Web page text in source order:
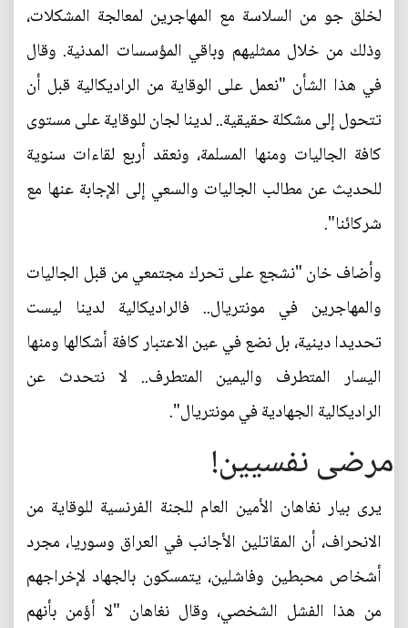
لخلق جو من السلاسة مع المهاجرين لمعالجة المشكلات،
وذلك من خلال ممثليهم وباقي المؤسسات المدنية. وقال
في هذا الشأن "نعمل على الوقاية من الراديكالية قبل أن
تتحول إلى مشكلة حقيقية.. لدينا لجان للوقاية على مستوى
كافة الجاليات ومنها المسلمة، ونعقد أربع لقاءات سنوية
للحديث عن مطالب الجاليات والسعي إلى الإجابة عنها مع
شركائنا".
وأضاف خان "نشجع على تحرك مجتمعي من قبل الجاليات
والمهاجرين في مونتريال.. فالراديكالية لدينا ليست
تحديدا دينية، بل نضع في عين الاعتبار كافة أشكالها ومنها
اليسار المتطرف واليمين المتطرف.. لا نتحدث عن
الراديكالية الجهادية في مونتريال".
مرضى نفسيين!
يرى بيار نغاهان الأمين العام للجنة الفرنسية للوقاية من
الانحراف، أن المقاتلين الأجانب في العراق وسوريا، مجرد
أشخاص محبطين وفاشلين، يتمسكون بالجهاد لإخراجهم
من هذا الفشل الشخصي، وقال نغاهان "لا أؤمن بأنهم